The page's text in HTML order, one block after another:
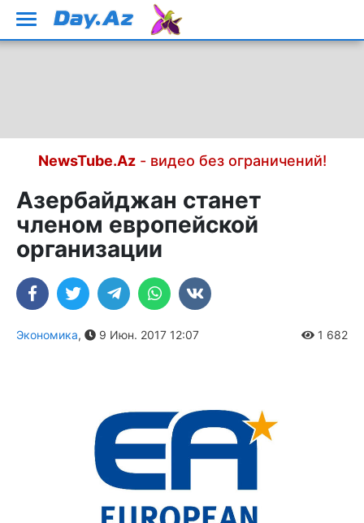
NewsTube.Az- видео без ограничений!
Азербайджан станет
членом европейской
организации
Экономика, 9 Июн. 2017 12:07 1 682